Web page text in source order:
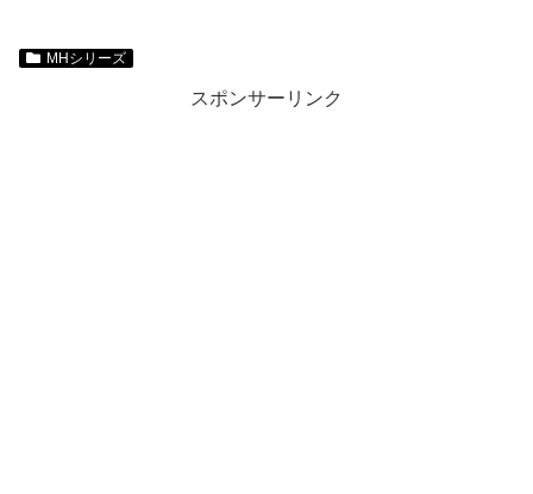
MHシリーズ
スポンサーリンク